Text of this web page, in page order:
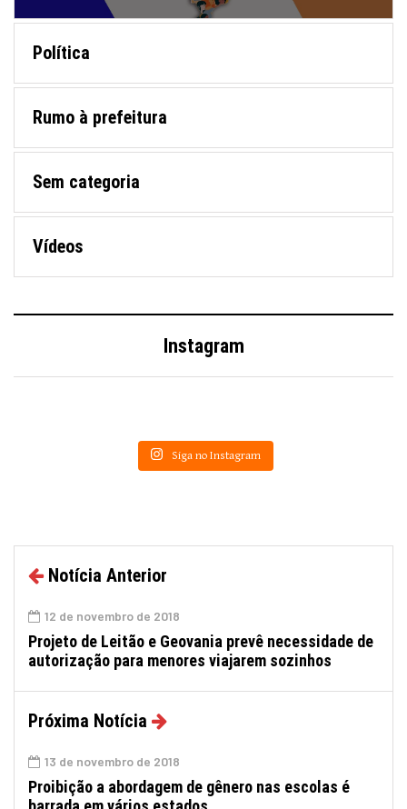
Política
Rumo à prefeitura
Sem categoria
Vídeos
Instagram
Siga no Instagram
Notícia Anterior
12 de novembro de 2018
Projeto de Leitão e Geovania prevê necessidade de
autorização para menores viajarem sozinhos
Próxima Notícia
13 de novembro de 2018
Proibição a abordagem de gênero nas escolas é